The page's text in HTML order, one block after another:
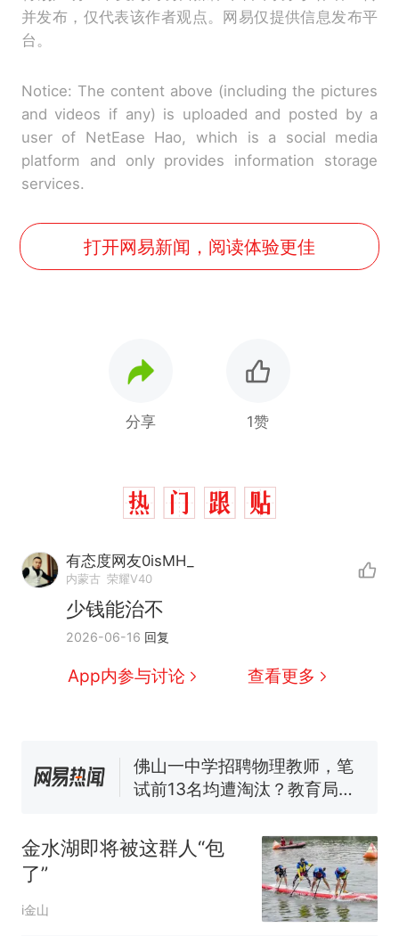
并发布，仅代表该作者观点。网易仅提供信息发布平
台。
Notice: The content above (including the pictures
and videos if any) is uploaded and posted by a
user of NetEase Hao, which is a social media
platform and only provides information storage
services.
打开网易新闻，阅读体验更佳
分享 1赞
有态度网友0isMH_
内蒙古 荣耀V40
少钱能治不
2026-06-16 回复
App内参与讨论 查看更多
热
因老师一句“跟我回家”改写了
人生
新 费大厨“全国小炒肉大王”称
佛山一中学招聘物理教师，笔
试前13名均遭淘汰？教育局：
核查
官方通报
享界G9车型预售价公布：
那个在床头放菜刀的女孩，
金水湖即将被这群人“包
了”
i金山